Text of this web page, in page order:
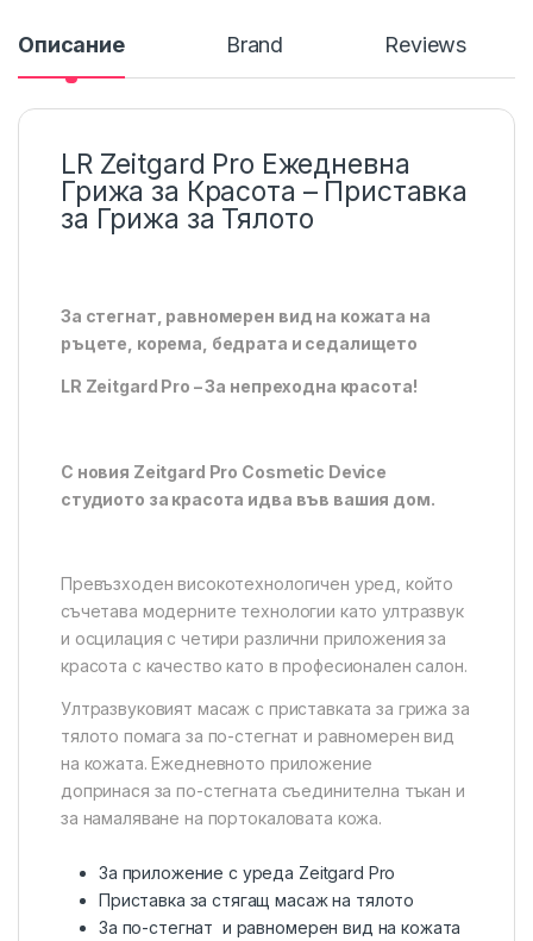
Описание Brand Reviews
LR Zeitgard Pro Ежедневна
Грижа за Красота – Приставка
за Грижа за Тялото
За стегнат, равномерен вид на кожата на
ръцете, корема, бедрата и седалището
LR Zeitgard Pro – За непреходна красота!
С новия Zeitgard Pro Cosmetic Device
студиото за красота идва във вашия дом.
Превъзходен високотехнологичен уред, който
съчетава модерните технологии като ултразвук
и осцилация с четири различни приложения за
красота с качество като в професионален салон.
Ултразвуковият масаж с приставката за грижа за
тялото помага за по-стегнат и равномерен вид
на кожата. Ежедневното приложение
допринася за по-стегната съединителна тъкан и
за намаляване на портокаловата кожа.
За приложение с уреда Zeitgard Pro
Приставка за стягащ масаж на тялото
За по-стегнат и равномерен вид на кожата